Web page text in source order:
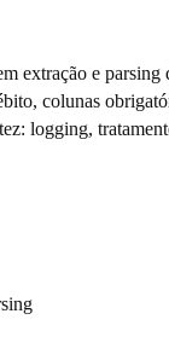
extração e
colunas
logging,